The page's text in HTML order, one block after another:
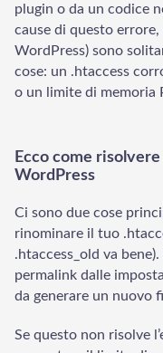
plugin o da un codice
cause di questo
WordPress) sono
cose: un .htaccess
o un limite di memoria
Ecco come
WordPress
Ci sono due cose
rinominare il tuo
.htaccess_old va
permalink dalle
da generare un nuovo
Se questo non risolve